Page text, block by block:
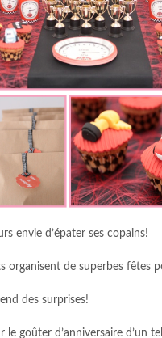
envie d’épater ses copains!
organisent de superbes fêtes
des surprises!
goûter d’anniversaire d’un